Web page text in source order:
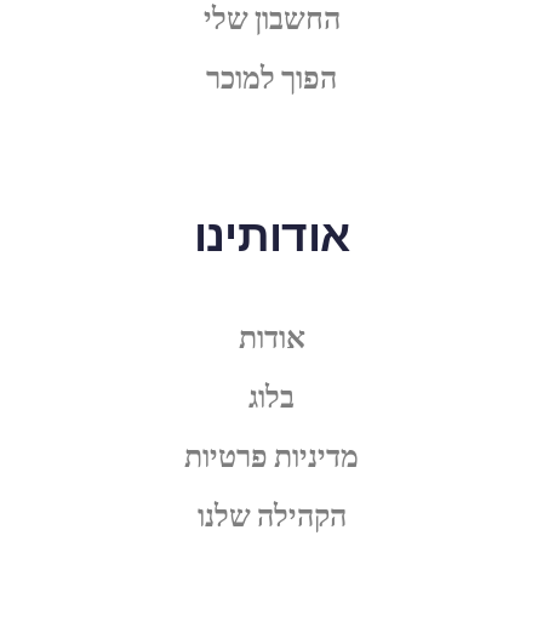
החשבון שלי
הפוך למוכר
אודותינו
אודות
בלוג
מדיניות פרטיות
הקהילה שלנו